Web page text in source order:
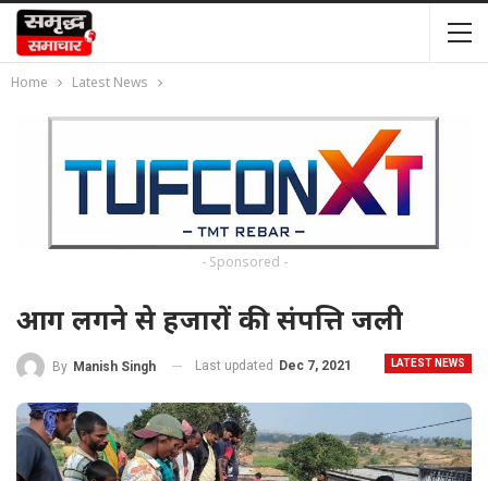
Home Latest News
- Sponsored -
आग लगने से हजारों की संपत्ति जली
LATEST NEWS
By Manish Singh Last updated Dec 7, 2021